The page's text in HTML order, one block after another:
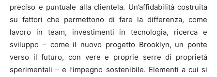
preciso e puntuale alla clientela. Un’affidabilità costruita
su fattori che permettono di fare la differenza, come
lavoro in team, investimenti in tecnologia, ricerca e
sviluppo – come il nuovo progetto Brooklyn, un ponte
verso il futuro, con vere e proprie serre di proprietà
sperimentali – e l’impegno sostenibile. Elementi a cui si